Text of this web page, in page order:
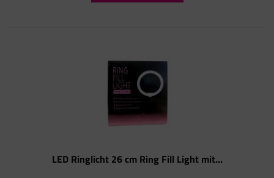
LED Ringlicht 26 cm Ring Fill Light mit...